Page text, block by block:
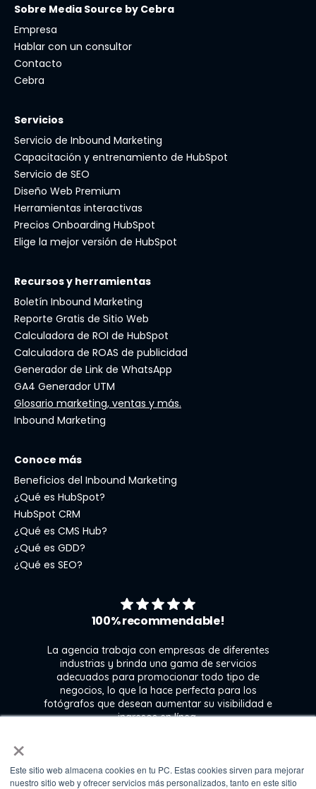
×
Este sitio web almacena cookies en tu PC. Estas cookies sirven para mejorar
nuestro sitio web y ofrecer servicios más personalizados, tanto en este sitio
Sobre Media Source by Cebra
Empresa
Hablar con un consultor
Contacto
Cebra
Servicios
Servicio de Inbound Marketing
Capacitación y entrenamiento de HubSpot
Servicio de SEO
Diseño Web Premium
Herramientas interactivas
Precios Onboarding HubSpot
Elige la mejor versión de HubSpot
Recursos y herramientas
Boletín Inbound Marketing
Reporte Gratis de Sitio Web
Calculadora de ROI de HubSpot
Calculadora de ROAS de publicidad
Generador de Link de WhatsApp
GA4 Generador UTM
Glosario marketing, ventas y más.
Inbound Marketing
Conoce más
Beneficios del Inbound Marketing
¿Qué es HubSpot?
HubSpot CRM
¿Qué es CMS Hub?
¿Qué es GDD?
¿Qué es SEO?
100% recommendable!
La agencia trabaja con empresas de diferentes
industrias y brinda una gama de servicios
adecuados para promocionar todo tipo de
negocios, lo que la hace perfecta para los
fotógrafos que desean aumentar su visibilidad e
ingresos en línea.
Kate Gross